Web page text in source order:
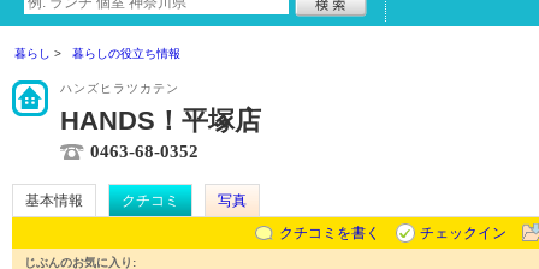
暮らし 暮らしの役立ち情報
ハンズヒラツカテン
HANDS！平塚店
0463-68-0352
基本情報 クチコミ
写真
クチコミを書く
チェックイン
じぶんのお気に入り: